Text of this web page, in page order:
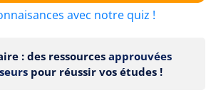
avec notre quiz !
: des ressources approuvées
pour réussir vos études !